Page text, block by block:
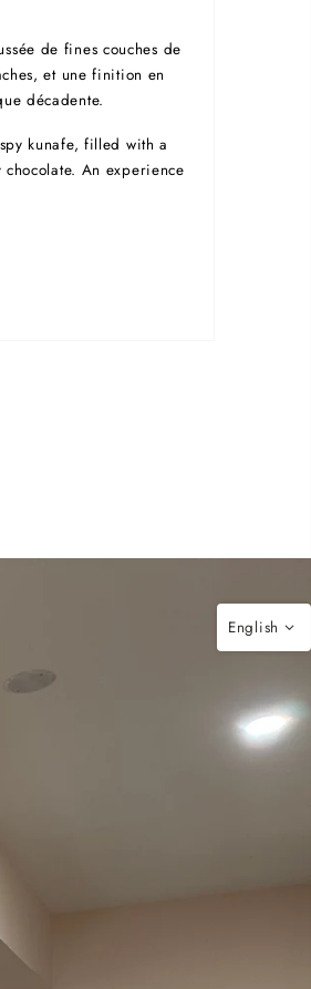
de fines couches de
et une finition en
décadente.
kunafe, filled with a
An experience
English